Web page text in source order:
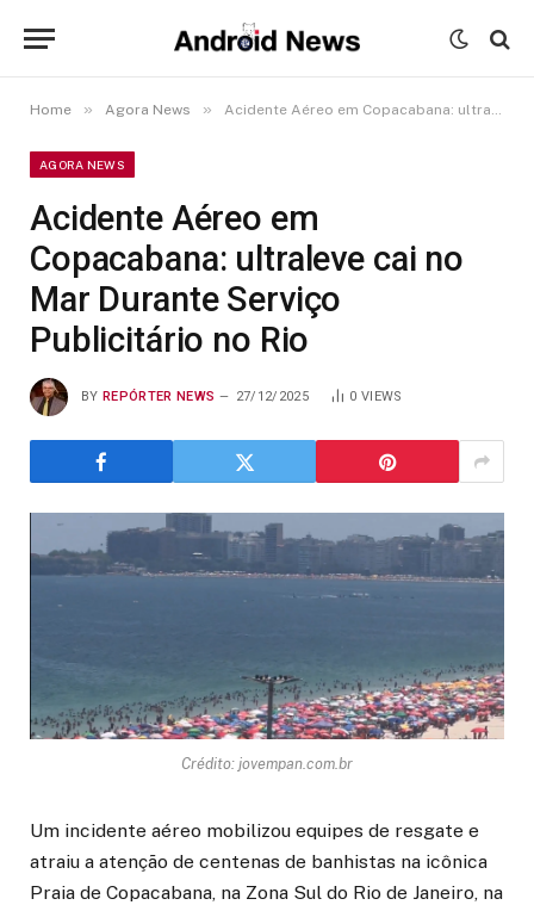
Home » Agora News » Acidente Aéreo em Copacabana: ultraleve cai no Mar Durante Serviço Publicitário no Rio
AGORA NEWS
Acidente Aéreo em
Copacabana: ultraleve cai no
Mar Durante Serviço
Publicitário no Rio
BY REPÓRTER NEWS 27/12/2025 0 VIEWS
Crédito: jovempan.com.br
Um incidente aéreo mobilizou equipes de resgate e
atraiu a atenção de centenas de banhistas na icônica
Praia de Copacabana, na Zona Sul do Rio de Janeiro, na